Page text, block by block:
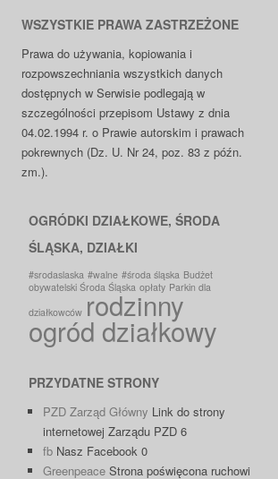
WSZYSTKIE PRAWA ZASTRZEŻONE
Prawa do używania, kopiowania i
rozpowszechniania wszystkich danych
dostępnych w Serwisie podlegają w
szczególności przepisom Ustawy z dnia
04.02.1994 r. o Prawie autorskim i prawach
pokrewnych (Dz. U. Nr 24, poz. 83 z późn.
zm.).
OGRÓDKI DZIAŁKOWE, ŚRODA
ŚLĄSKA, DZIAŁKI
#srodaslaska #walne #środa śląska Budżet
obywatelski Środa Śląska opłaty Parkin dla
działkowców rodzinny
ogród działkowy
PRZYDATNE STRONY
PZD Zarząd Główny Link do strony
internetowej Zarządu PZD 6
fb Nasz Facebook 0
Greenpeace Strona poświęcona ruchowi